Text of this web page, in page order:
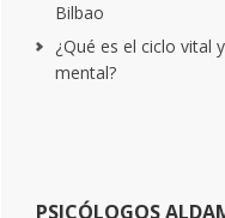
Bilbao
¿Qué es el ciclo vital
mental?
PSICÓLOGOS